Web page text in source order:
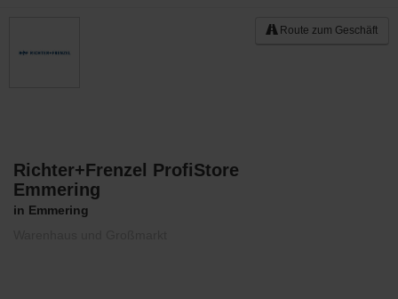
Route zum Geschäft
Richter+Frenzel ProfiStore
Emmering
in Emmering